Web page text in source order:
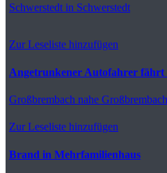
Schwerstedt in Schwerstedt
Zur Leseliste hinzufügen
Angetrunkener Autofahrer fährt
Großbrembach nahe Großbrembach
Zur Leseliste hinzufügen
Brand in Mehrfamilienhaus